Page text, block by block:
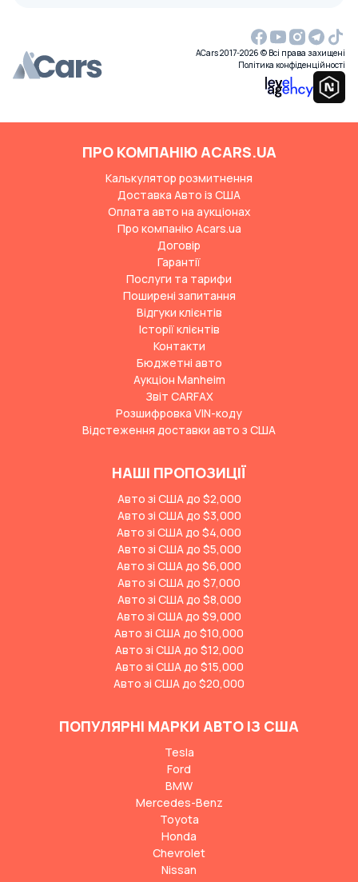
ACars 2017-2026 © Всі права захищені
Політика конфіденційності
ПРО КОМПАНІЮ ACARS.UA
Калькулятор розмитнення
Доставка Авто із США
Оплата авто на аукціонах
Про компанію Acars.ua
Договір
Гарантії
Послуги та тарифи
Поширені запитання
Відгуки клієнтів
Історії клієнтів
Контакти
Бюджетні авто
Аукціон Manheim
Звіт CARFAX
Розшифровка VIN-коду
Відстеження доставки авто з США
НАШІ ПРОПОЗИЦІЇ
Авто зі США до $2,000
Авто зі США до $3,000
Авто зі США до $4,000
Авто зі США до $5,000
Авто зі США до $6,000
Авто зі США до $7,000
Авто зі США до $8,000
Авто зі США до $9,000
Авто зі США до $10,000
Авто зі США до $12,000
Авто зі США до $15,000
Авто зі США до $20,000
ПОПУЛЯРНІ МАРКИ АВТО ІЗ США
Tesla
Ford
BMW
Mercedes-Benz
Toyota
Honda
Chevrolet
Nissan